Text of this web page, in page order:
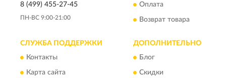
8 (499) 455-27-45
ПН-ВС 9:00-21:00
Оплата
Возврат товара
СЛУЖБА ПОДДЕРЖКИ
Контакты
Карта сайта
ДОПОЛНИТЕЛЬНО
Блог
Скидки